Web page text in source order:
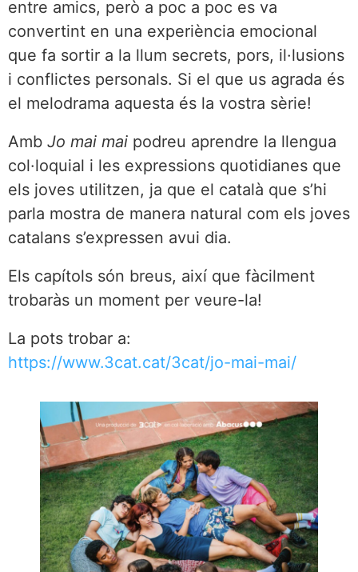
entre amics, però a poc a poc es va
convertint en una experiència emocional
que fa sortir a la llum secrets, pors, il·lusions
i conflictes personals. Si el que us agrada és
el melodrama aquesta és la vostra sèrie!
Amb Jo mai mai podreu aprendre la llengua
col·loquial i les expressions quotidianes que
els joves utilitzen, ja que el català que s’hi
parla mostra de manera natural com els joves
catalans s’expressen avui dia.
Els capítols són breus, així que fàcilment
trobaràs un moment per veure-la!
La pots trobar a:
https://www.3cat.cat/3cat/jo-mai-mai/